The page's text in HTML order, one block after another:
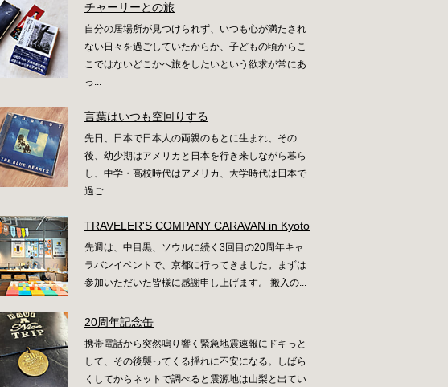
チャーリーとの旅
自分の居場所が見つけられず、いつも心が満たされ
ない日々を過ごしていたからか、子どもの頃からこ
こではないどこかへ旅をしたいという欲求が常にあ
っ...
言葉はいつも空回りする
先日、日本で日本人の両親のもとに生まれ、その
後、幼少期はアメリカと日本を行き来しながら暮ら
し、中学・高校時代はアメリカ、大学時代は日本で
過ご...
TRAVELER'S COMPANY CARAVAN in Kyoto
先週は、中目黒、ソウルに続く3回目の20周年キャ
ラバンイベントで、京都に行ってきました。まずは
参加いただいた皆様に感謝申し上げます。 搬入の...
20周年記念缶
携帯電話から突然鳴り響く緊急地震速報にドキっと
して、その後襲ってくる揺れに不安になる。しばら
くしてからネットで調べると震源地は山梨と出てい